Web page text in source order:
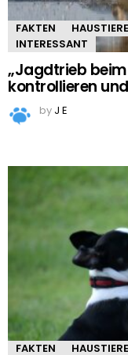
FAKTEN HAUSTIERE
INTERESSANT
„Jagdtrieb
kontrollieren
by J E
FAKTEN HAUSTIERE